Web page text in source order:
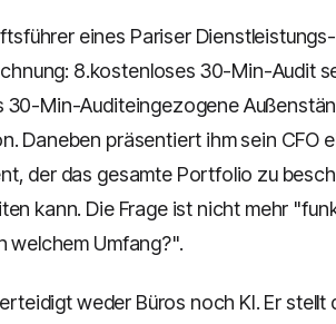
eines Pariser
8.kostenloses 30-Min-Audit
Min-Auditeingezogene
Daneben präsentiert ihm sein CFO
der das gesamte Portfolio zu
kann. Die Frage ist nicht mehr
welchem Umfang?".
weder Büros noch KI. Er